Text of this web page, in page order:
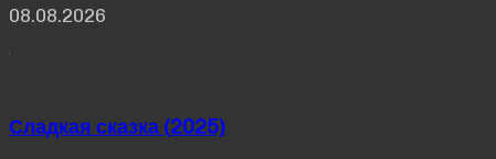
08.08.2026
Сладкая сказка (2025)